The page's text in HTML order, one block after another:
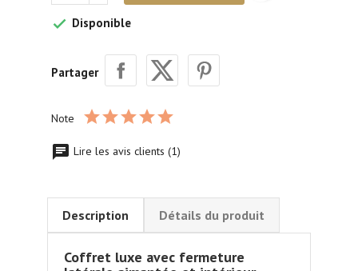
 Disponible
Partager
Note
Lire les avis clients (1)
Description Détails du produit
Coffret luxe avec fermeture